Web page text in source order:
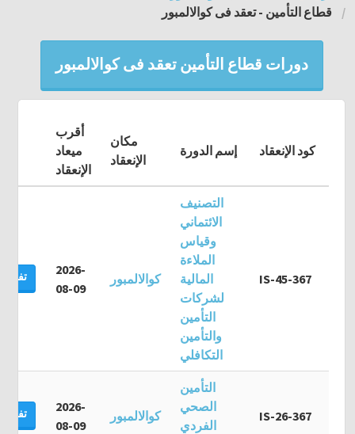
قطاع التأمين - تعقد فى كوالالمبور
دورات قطاع التأمين تعقد فى كوالالمبور
كود الإنعقاد إسم الدورة
مكان
الإنعقاد
أقرب
ميعاد
الإنعقاد
IS-45-367
التصنيف
الائتماني
وقياس
الملاءة
المالية
لشركات
التأمين
والتأمين
التكافلي
كوالالمبور
2026-
08-09
IS-26-367
التأمين
الصحي
الفردي
كوالالمبور
2026-
08-09